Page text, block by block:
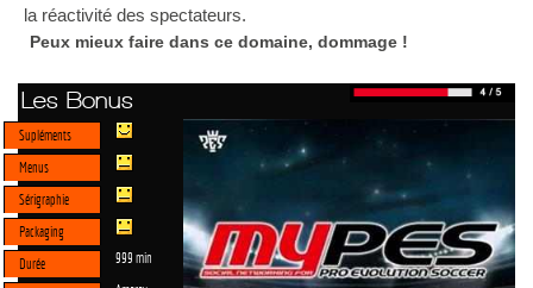
la réactivité des spectateurs.
Peux mieux faire dans ce domaine, dommage !
Les Bonus
Supléments
Menus
Sérigraphie
Packaging
Durée
999 min